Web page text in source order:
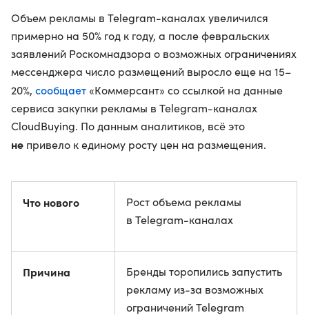
Объем рекламы в Telegram-каналах увеличился
примерно на 50% год к году, а после февральских
заявлений Роскомнадзора о возможных ограничениях
мессенджера число размещений выросло еще на 15–
20%, сообщает «Коммерсант» со ссылкой на данные
сервиса закупки рекламы в Telegram-каналах
CloudBuying. По данным аналитиков, всё это
не привело к единому росту цен на размещения.
Что нового
Рост объема рекламы
в Telegram-каналах
Причина
Бренды торопились запустить
рекламу из-за возможных
ограничений Telegram